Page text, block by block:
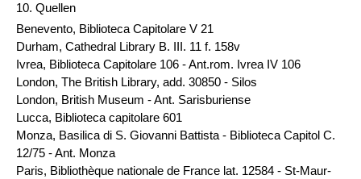
10. Quellen
Benevento, Biblioteca Capitolare V 21
Durham, Cathedral Library B. III. 11 f. 158v
Ivrea, Biblioteca Capitolare 106 - Ant.rom. Ivrea IV 106
London, The British Library, add. 30850 - Silos
London, British Museum - Ant. Sarisburiense
Lucca, Biblioteca capitolare 601
Monza, Basilica di S. Giovanni Battista - Biblioteca Capitol C.
12/75 - Ant. Monza
Paris, Bibliothèque nationale de France lat. 12584 - St-Maur-